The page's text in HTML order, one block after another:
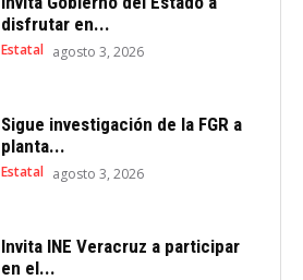
disfrutar en...
Estatal agosto 3, 2026
Sigue investigación de la FGR a
planta...
Estatal agosto 3, 2026
Invita INE Veracruz a participar
en el...